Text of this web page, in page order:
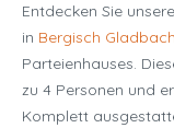
Entdecken Sie
in Bergisch Gladbach
Parteienhauses.
zu 4 Personen und
Komplett